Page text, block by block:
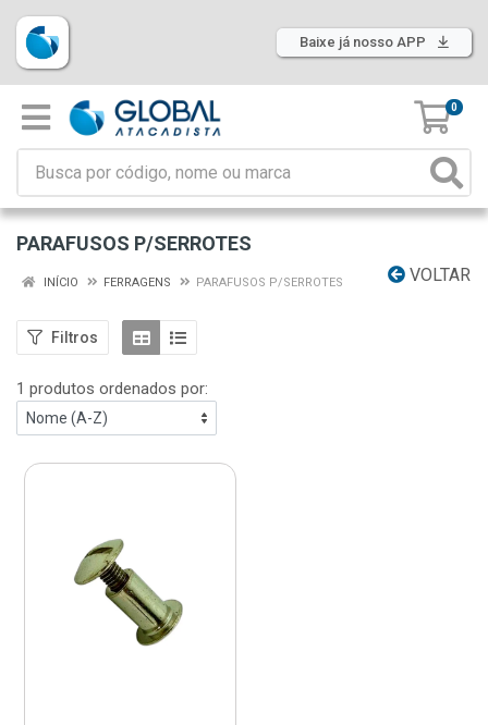
Baixe já nosso APP
0
PARAFUSOS P/SERROTES
VOLTAR
INÍCIO FERRAGENS PARAFUSOS P/SERROTES
Filtros
1 produtos ordenados por: